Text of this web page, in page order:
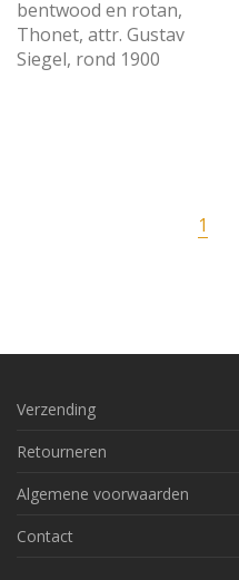
bentwood en rotan,
Thonet, attr. Gustav
Siegel, rond 1900
1
Verzending
Retourneren
Algemene voorwaarden
Contact